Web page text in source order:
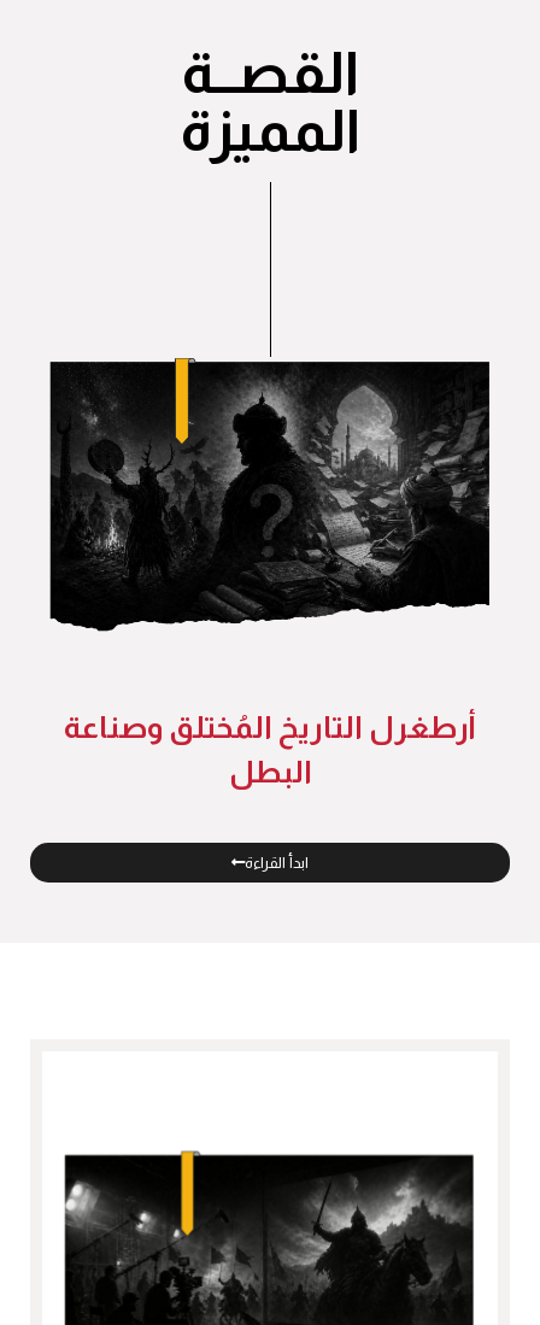
القصــة
المميزة
أرطغرل التاريخ المُختلق وصناعة
البطل
ابدأ القراءة